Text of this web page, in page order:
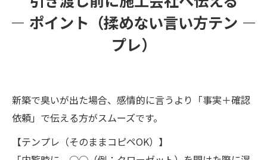
ポイント（揉めない言い方テン
プレ）
新築で臭いが出た場合、感情的に言うより「事実＋確認
依頼」で伝える方がスムーズです。
【テンプレ（そのままコピペOK）】